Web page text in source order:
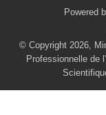
Powered
© Copyright 2026,
Professionnelle de